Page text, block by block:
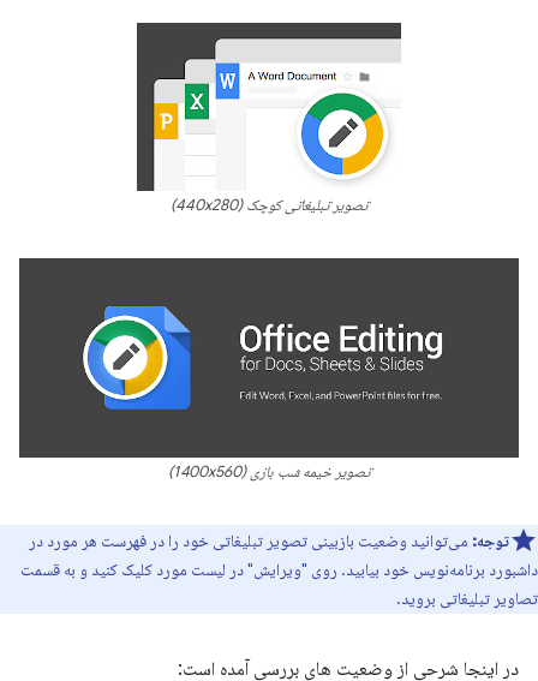
تصویر تبلیغاتی کوچک (440x280)
تصویر خیمه شب بازی (1400x560)
توجه: می‌توانید وضعیت بازبینی تصویر تبلیغاتی خود را در فهرست هر مورد در
داشبورد برنامه‌نویس خود بیابید. روی "ویرایش" در لیست مورد کلیک کنید و به قسمت
تصاویر تبلیغاتی بروید.
در اینجا شرحی از وضعیت های بررسی آمده است: